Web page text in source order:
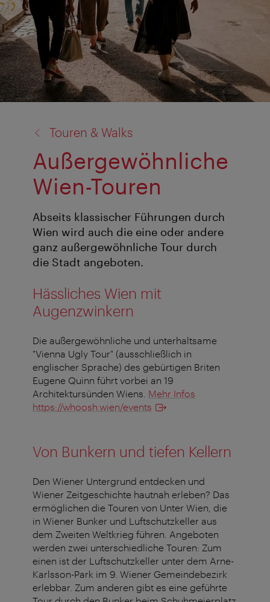
Touren & Walks
Außergewöhnliche
Wien-Touren
Abseits klassischer Führungen durch
Wien wird auch die eine oder andere
ganz außergewöhnliche Tour durch
die Stadt angeboten.
Hässliches Wien mit
Augenzwinkern
Die außergewöhnliche und unterhaltsame
"Vienna Ugly Tour" (ausschließlich in
englischer Sprache) des gebürtigen Briten
Eugene Quinn führt vorbei an 19
Architektursünden Wiens. Mehr Infos
https://whoosh.wien/events
Von Bunkern und tiefen Kellern
Den Wiener Untergrund entdecken und
Wiener Zeitgeschichte hautnah erleben? Das
ermöglichen die Touren von Unter Wien, die
in Wiener Bunker und Luftschutzkeller aus
dem Zweiten Weltkrieg führen. Angeboten
werden zwei unterschiedliche Touren: Zum
einen ist der Luftschutzkeller unter dem Arne-
Karlsson-Park im 9. Wiener Gemeindebezirk
erlebbar. Zum anderen gibt es eine geführte